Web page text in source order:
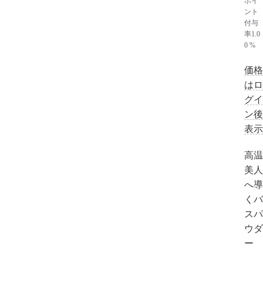
ント
付与
率1.0
0 %
価格
はロ
グイ
ン後
表示
高温
美人
へ導
くバ
スパ
ウダ
ー